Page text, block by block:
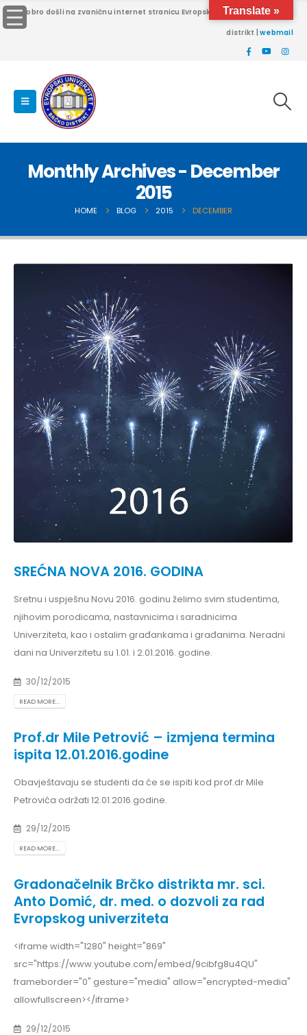
Dobro došli na zvaničnu internet stranicu Evropskog univerziteta Brčko
distrikt |webmail
Monthly Archives - December
2015
HOME BLOG 2015 DECEMBER
SREĆNA NOVA 2016. GODINA
Sretnu i uspješnu Novu 2016. godinu želimo svim studentima,
njihovim porodicama, nastavnicima i saradnicima
Univerziteta, kao i ostalim građankama i građanima. Neradni
dani na Univerzitetu su 1.01. i 2.01.2016. godine.
30/12/2015
READ MORE...
Prof.dr Mile Petrović – izmjena termina
ispita 12.01.2016.godine
Obavještavaju se studenti da će se ispiti kod prof.dr Mile
Petrovića održati 12.01.2016.godine.
29/12/2015
READ MORE...
Gradonačelnik Brčko distrikta mr. sci.
Anto Domić, dr. med. o dozvoli za rad
Evropskog univerziteta
<iframe width="1280" height="869"
src="https://www.youtube.com/embed/9cibfg8u4QU"
frameborder="0" gesture="media" allow="encrypted-media"
allowfullscreen></iframe>
29/12/2015
Translate »